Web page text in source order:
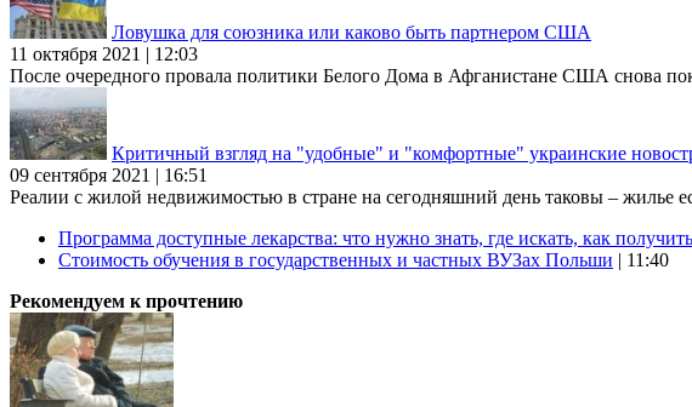
Ловушка для союзника или каково быть партнером США
11 октября 2021 | 12:03
После очередного провала политики Белого Дома в Афганистане США снова
Критичный взгляд на "удобные" и "комфортные" украинские
09 сентября 2021 | 16:51
Реалии с жилой недвижимостью в стране на сегодняшний день таковы – жилье
Программа доступные лекарства: что нужно знать, где искать, как получить
Стоимость обучения в государственных и частных ВУЗах Польши | 11:40
Рекомендуем к прочтению